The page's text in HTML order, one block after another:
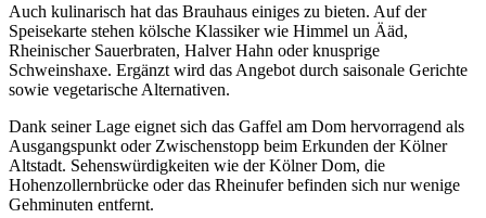
Auch kulinarisch hat das Brauhaus einiges zu bieten. Auf der
Speisekarte stehen kölsche Klassiker wie Himmel un Ääd,
Rheinischer Sauerbraten, Halver Hahn oder knusprige
Schweinshaxe. Ergänzt wird das Angebot durch saisonale Gerichte
sowie vegetarische Alternativen.
Dank seiner Lage eignet sich das Gaffel am Dom hervorragend als
Ausgangspunkt oder Zwischenstopp beim Erkunden der Kölner
Altstadt. Sehenswürdigkeiten wie der Kölner Dom, die
Hohenzollernbrücke oder das Rheinufer befinden sich nur wenige
Gehminuten entfernt.